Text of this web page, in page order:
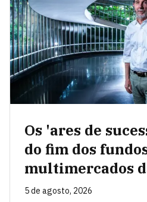
Os 'ares de
do fim dos
multimercados
5 de agosto, 2026